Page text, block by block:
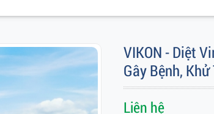
VIKON - Diệt
Gây Bệnh,
Liên hệ